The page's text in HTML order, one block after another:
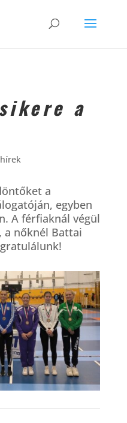
a
a
egyben
A férfiaknál végül
a nőknél Battai